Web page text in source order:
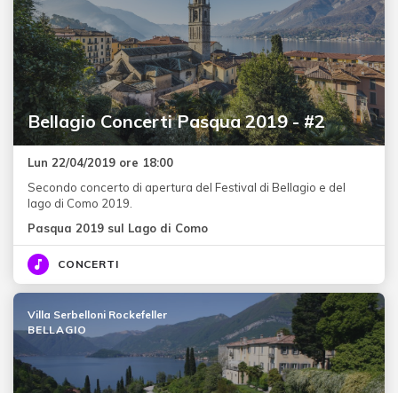
Bellagio Concerti Pasqua 2019 - #2
Lun 22/04/2019 ore 18:00
Secondo concerto di apertura del Festival di Bellagio e del
lago di Como 2019.
Pasqua 2019 sul Lago di Como
CONCERTI
Villa Serbelloni Rockefeller
BELLAGIO